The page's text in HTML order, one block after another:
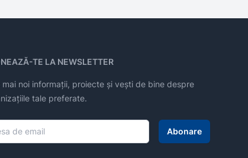
TE LA NEWSLETTER
mai noi informații, proiecte și vești de bine despre
tale preferate.
Abonare